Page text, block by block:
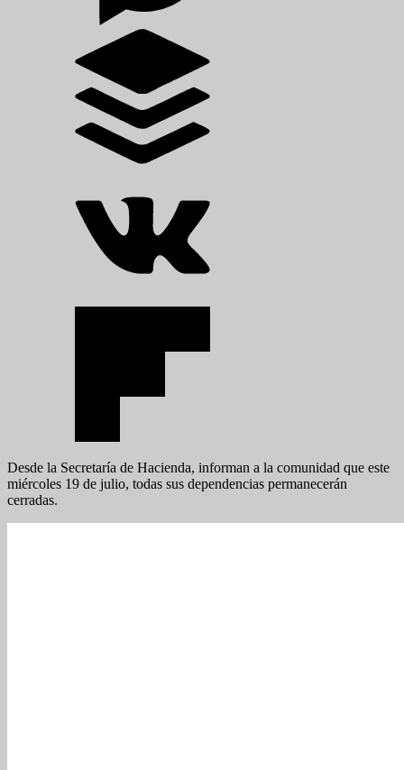
Desde la Secretaría de Hacienda, informan a la comunidad que este
miércoles 19 de julio, todas sus dependencias permanecerán
cerradas.